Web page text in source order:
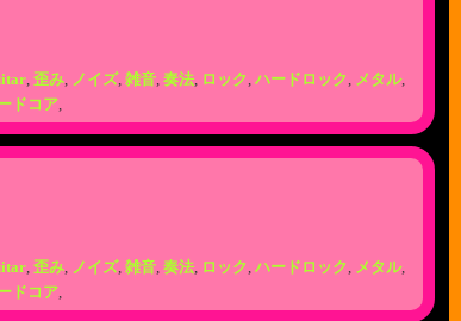
, 歪み, ノイズ, 雑音, 奏法, ロック, ハードロック, メタル,
ドコア,
, 歪み, ノイズ, 雑音, 奏法, ロック, ハードロック, メタル,
ドコア,